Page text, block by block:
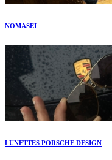
NOMASEI
LUNETTES PORSCHE DESIGN